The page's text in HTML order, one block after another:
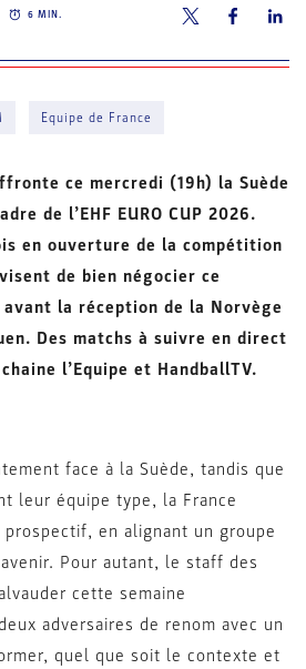
6 MIN.
Equipe de France
ce mercredi (19h) la Suède
de l’EHF EURO CUP 2026.
en ouverture de la compétition
de bien négocier ce
la réception de la Norvège
Des matchs à suivre en direct
l’Equipe et HandballTV.
face à la Suède, tandis que
leur équipe type, la France
en alignant un groupe
Pour autant, le staff des
cette semaine
adversaires de renom avec un
quel que soit le contexte et